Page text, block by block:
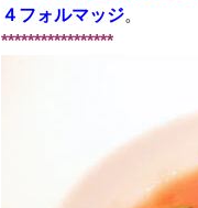
４フォルマッジ。
*****************